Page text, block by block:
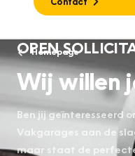
Homepage
OPEN
Wij willen
Ben jij geïnteresseerd
Vakgarages aan de
maar staat de